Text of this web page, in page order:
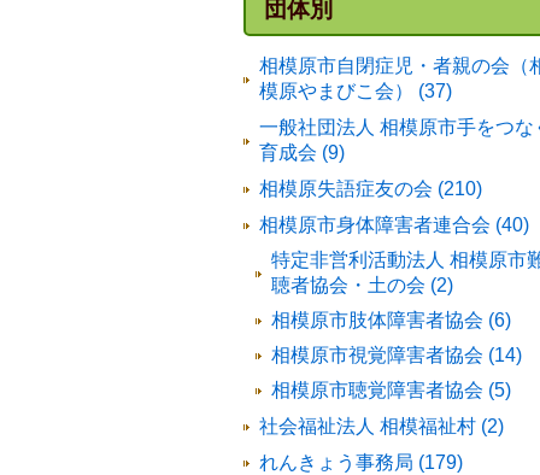
団体別
相模原市自閉症児・者親の会（
模原やまびこ会） (37)
一般社団法人 相模原市手をつな
育成会 (9)
相模原失語症友の会 (210)
相模原市身体障害者連合会 (40)
特定非営利活動法人 相模原市
聴者協会・土の会 (2)
相模原市肢体障害者協会 (6)
相模原市視覚障害者協会 (14)
相模原市聴覚障害者協会 (5)
社会福祉法人 相模福祉村 (2)
れんきょう事務局 (179)